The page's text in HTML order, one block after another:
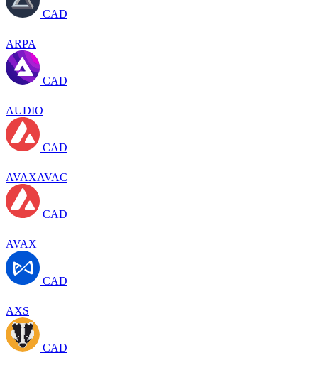
CAD
ARPA
CAD
AUDIO
CAD
AVAXAVAC
CAD
AVAX
CAD
AXS
CAD